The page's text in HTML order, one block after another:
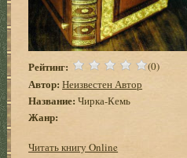
Рейтинг: (0)
Автор: Неизвестен Автор
Название: Чирка-Кемь
Жанр:
Читать книгу Online